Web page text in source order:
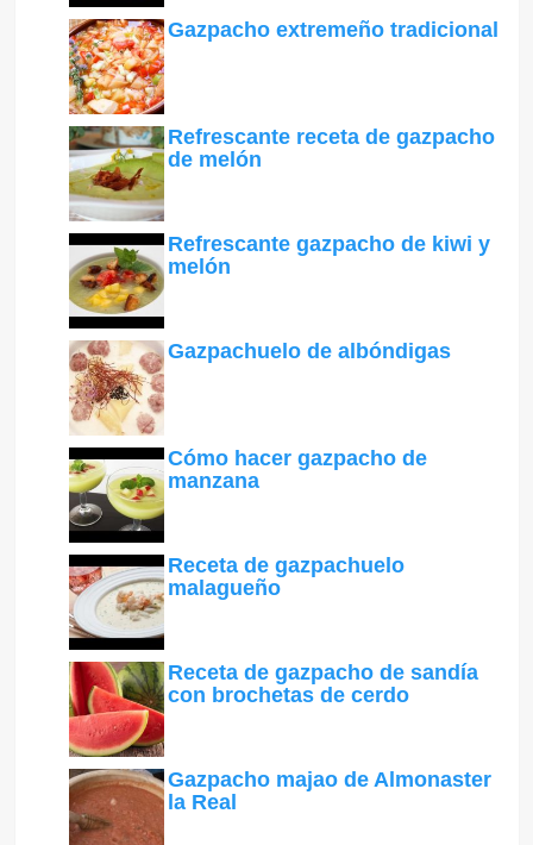
Gazpacho extremeño tradicional
Refrescante receta de gazpacho
de melón
Refrescante gazpacho de kiwi y
melón
Gazpachuelo de albóndigas
Cómo hacer gazpacho de
manzana
Receta de gazpachuelo
malagueño
Receta de gazpacho de sandía
con brochetas de cerdo
Gazpacho majao de Almonaster
la Real